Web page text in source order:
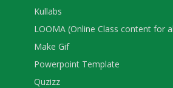
Kullabs
LOOMA (Online Class content for
Make Gif
Powerpoint Template
Quzizz